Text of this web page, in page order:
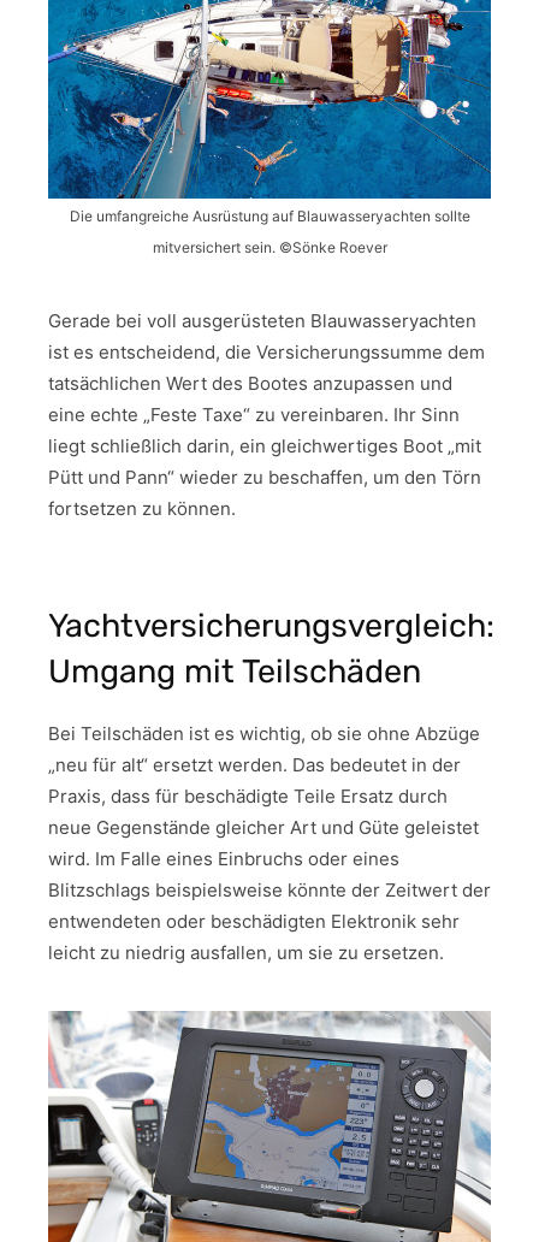
Die umfangreiche Ausrüstung auf Blauwasseryachten sollte
mitversichert sein. ©Sönke Roever
Gerade bei voll ausgerüsteten Blauwasseryachten
ist es entscheidend, die Versicherungssumme dem
tatsächlichen Wert des Bootes anzupassen und
eine echte „Feste Taxe“ zu vereinbaren. Ihr Sinn
liegt schließlich darin, ein gleichwertiges Boot „mit
Pütt und Pann“ wieder zu beschaffen, um den Törn
fortsetzen zu können.
Yachtversicherungsvergleich:
Umgang mit Teilschäden
Bei Teilschäden ist es wichtig, ob sie ohne Abzüge
„neu für alt“ ersetzt werden. Das bedeutet in der
Praxis, dass für beschädigte Teile Ersatz durch
neue Gegenstände gleicher Art und Güte geleistet
wird. Im Falle eines Einbruchs oder eines
Blitzschlags beispielsweise könnte der Zeitwert der
entwendeten oder beschädigten Elektronik sehr
leicht zu niedrig ausfallen, um sie zu ersetzen.